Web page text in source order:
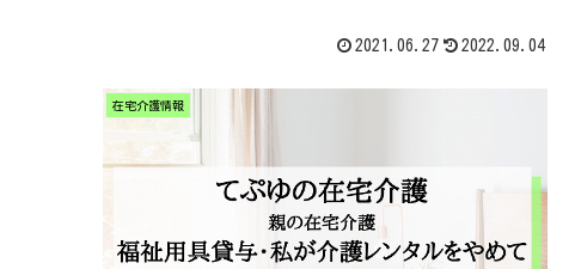
2021.06.27 2022.09.04
在宅介護情報